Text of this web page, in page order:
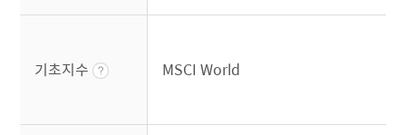
기초지수 MSCI World